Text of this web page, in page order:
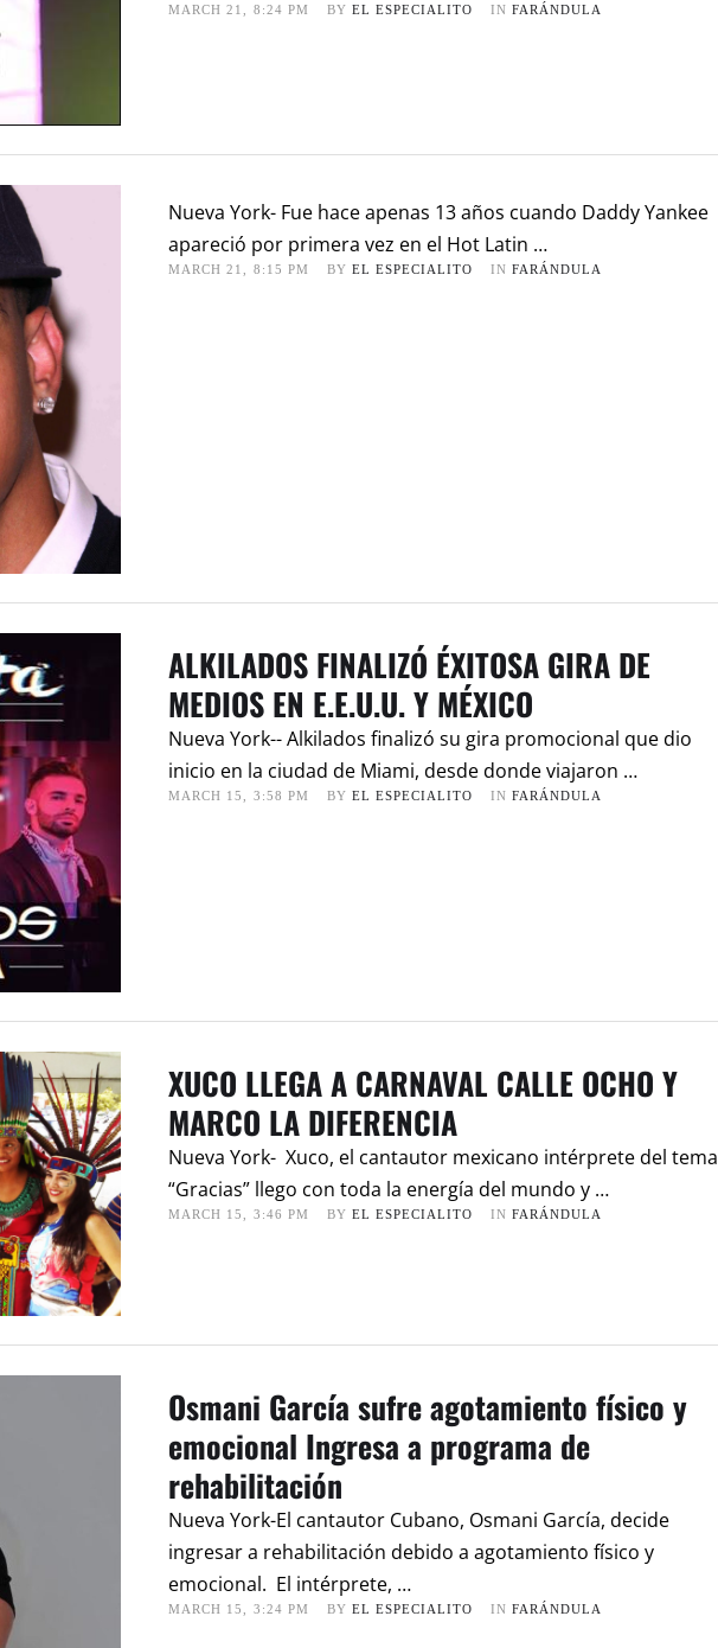
MARCH 21 8:24 PM BY EL ESPECIALITO IN FARÁNDULA
Nueva York- Fue hace apenas 13 años cuando Daddy Yankee
apareció por primera vez en el Hot Latin …
MARCH 21 8:15 PM BY EL ESPECIALITO IN FARÁNDULA
ALKILADOS FINALIZÓ ÉXITOSA GIRA DE
MEDIOS EN E.E.U.U. Y MÉXICO
Nueva York-- Alkilados finalizó su gira promocional que dio
inicio en la ciudad de Miami, desde donde viajaron …
MARCH 15 3:58 PM BY EL ESPECIALITO IN FARÁNDULA
XUCO LLEGA A CARNAVAL CALLE OCHO Y
MARCO LA DIFERENCIA
Nueva York- Xuco, el cantautor mexicano intérprete del tema
“Gracias” llego con toda la energía del mundo y …
MARCH 15, 3:46 PM BY EL ESPECIALITO IN FARÁNDULA
Osmani García sufre agotamiento físico y
emocional Ingresa a programa de
rehabilitación
Nueva York-El cantautor Cubano, Osmani García, decide
ingresar a rehabilitación debido a agotamiento físico y
emocional. El intérprete, …
MARCH 15 3:24 PM BY EL ESPECIALITO IN FARÁNDULA